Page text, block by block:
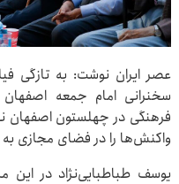
عصر ایران نوشت: به تازگی
سخنرانی امام جمعه
فرهنگی در چهلستون اصفهان
واکنش‌ها را در فضای مجازی
یوسف طباطبایی‌نژاد در این